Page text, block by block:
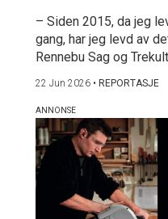
– Siden 2015, da jeg
gang, har jeg levd av
Rennebu Sag og
22 Jun 2026 • REPORTASJE